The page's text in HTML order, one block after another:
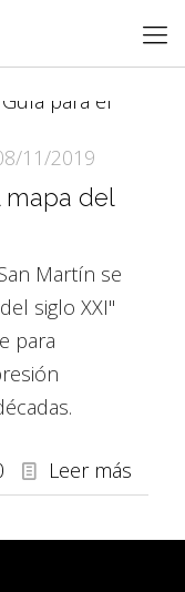
11/2019
mapa del
Martín se
siglo XXI"
para
Leer más